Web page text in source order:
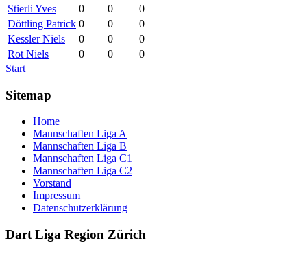
Stierli Yves
0 0
0
Döttling Patrick 0 0
0
Kessler Niels
0 0
0
Rot Niels
0 0
0
Start
Sitemap
Home
Mannschaften Liga A
Mannschaften Liga B
Mannschaften Liga C1
Mannschaften Liga C2
Vorstand
Impressum
Datenschutzerklärung
Dart Liga Region Zürich